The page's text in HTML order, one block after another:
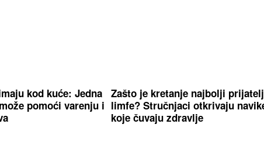
kod kuće: Jedna
pomoći varenju i
Zašto je kretanje najbolji prijatelj
limfe? Stručnjaci otkrivaju
koje čuvaju zdravlje